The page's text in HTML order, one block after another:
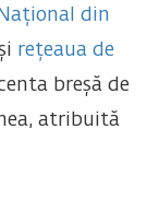
din
rețeaua de
breșă de
atribuită